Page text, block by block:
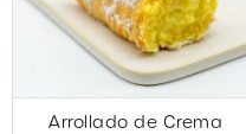
Arrollado de Crema